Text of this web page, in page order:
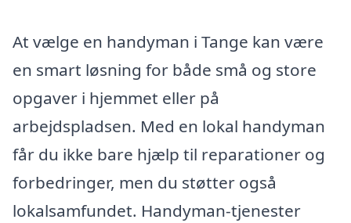
At vælge en handyman i Tange kan være
en smart løsning for både små og store
opgaver i hjemmet eller på
arbejdspladsen. Med en lokal handyman
får du ikke bare hjælp til reparationer og
forbedringer, men du støtter også
lokalsamfundet. Handyman-tjenester